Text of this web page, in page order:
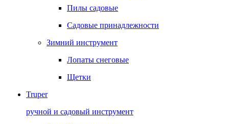
Пилы садовые
Садовые принадлежности
Зимний инструмент
Лопаты снеговые
Щетки
Truper
ручной и садовый инструмент